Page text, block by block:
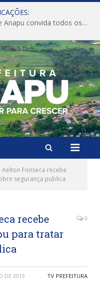
CONVITE A Prefeitura Municipal de Anapu convida todos os servidores públicos municipais para participarem da Audiência Pública de discussão da Lei de Diretrizes Orçamentárias (LDO), importante instrumento de planejamento das ações e investimentos da Administração Pública para o próximo exercício financeiro.
Aelton Fonseca recebe
segurança publica
recebe
para tratar
0
DE 2019 TV PREFEITURA